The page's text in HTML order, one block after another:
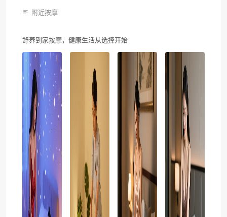
附近按摩
舒养到家按摩，健康生活从选择开始